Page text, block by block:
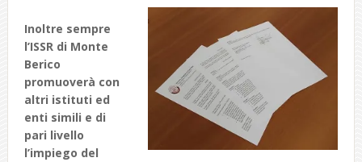
Inoltre sempre
l’ISSR di Monte
Berico
promuoverà con
altri istituti ed
enti simili e di
pari livello
l’impiego del